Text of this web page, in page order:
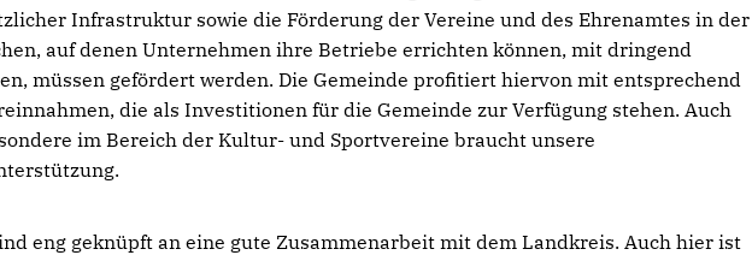
Infrastruktur sowie die Förderung der Vereine und des Ehrenamtes in der
auf denen Unternehmen ihre Betriebe errichten können, mit dringend
müssen gefördert werden. Die Gemeinde profitiert hiervon mit entsprechend
die als Investitionen für die Gemeinde zur Verfügung stehen. Auch
im Bereich der Kultur- und Sportvereine braucht unsere
eng geknüpft an eine gute Zusammenarbeit mit dem Landkreis. Auch hier ist